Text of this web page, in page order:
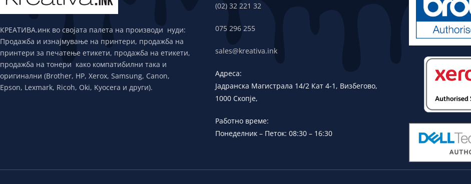
КРЕАТИВА.инк во својата палета на производи нуди:
Продажба и изнајмување на принтери, продажба на
принтери за печатење етикети, продажба на етикети,
продажба на тонери како компатибилни така и
оригинални (Brother, HP, Xerox, Samsung, Canon,
Epson, Lexmark, Ricoh, Oki, Kyocera и други).
(02) 32 221 32
075 296 255
sales@kreativa.ink
Адреса:
Јадранска Магистрала 14/2 Кат 4-1, Визбегово,
1000 Скопје,
Работно време:
Понеделник – Петок: 08:30 – 16:30